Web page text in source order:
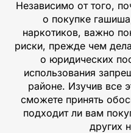
Независимо от того,
о покупке
наркотиков, важно
риски, прежде чем
о юридических
использования
районе. Изучив все
сможете принять
подходит ли вам
других